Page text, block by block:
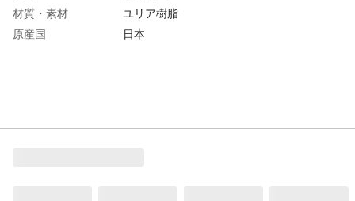
材質・素材
ユリア樹脂
原産国
日本